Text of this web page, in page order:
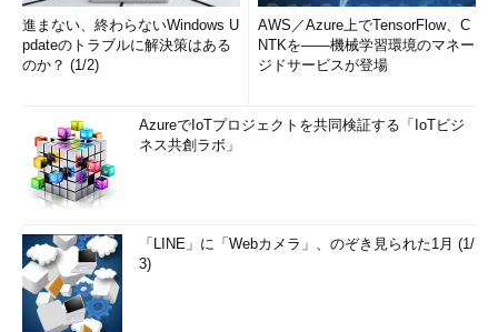
進まない、終わらないWindows U
pdateのトラブルに解決策はある
のか？ (1/2)
AWS／Azure上でTensorFlow、C
NTKを――機械学習環境のマネー
ジドサービスが登場
AzureでIoTプロジェクトを共同検証する「IoTビジ
ネス共創ラボ」
「LINE」に「Webカメラ」、のぞき見られた1月 (1/
3)